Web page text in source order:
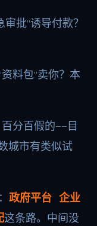
审批”诱导付款？
资料包”卖你？本
百分百假的——目
城市有类似试
政府平台 企业
这条路。中间没